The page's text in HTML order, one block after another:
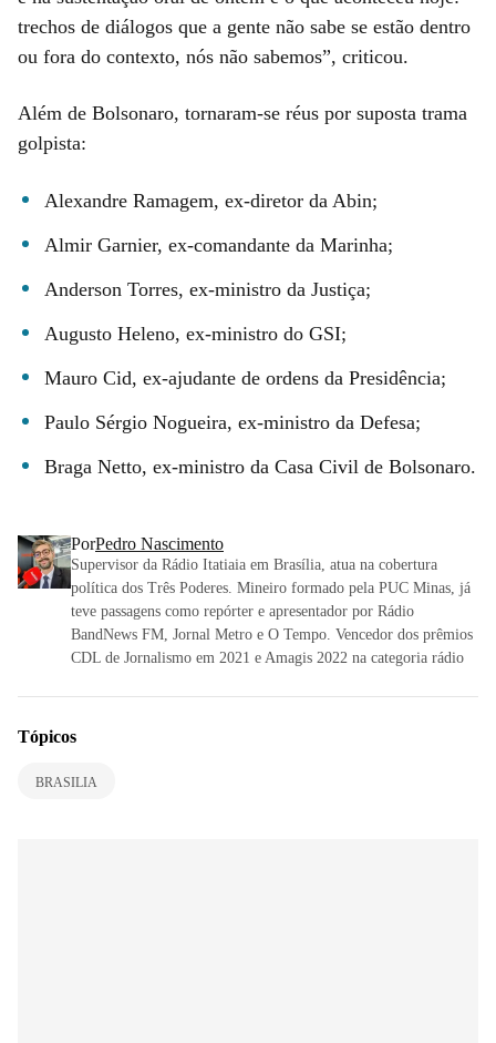
trechos de diálogos que a gente não sabe se estão dentro
ou fora do contexto, nós não sabemos”, criticou.
Além de Bolsonaro, tornaram-se réus por suposta trama
golpista:
Alexandre Ramagem, ex-diretor da Abin;
Almir Garnier, ex-comandante da Marinha;
Anderson Torres, ex-ministro da Justiça;
Augusto Heleno, ex-ministro do GSI;
Mauro Cid, ex-ajudante de ordens da Presidência;
Paulo Sérgio Nogueira, ex-ministro da Defesa;
Braga Netto, ex-ministro da Casa Civil de Bolsonaro.
PorPedro Nascimento
Supervisor da Rádio Itatiaia em Brasília, atua na cobertura
política dos Três Poderes. Mineiro formado pela PUC Minas, já
teve passagens como repórter e apresentador por Rádio
BandNews FM, Jornal Metro e O Tempo. Vencedor dos prêmios
CDL de Jornalismo em 2021 e Amagis 2022 na categoria rádio
Tópicos
BRASILIA